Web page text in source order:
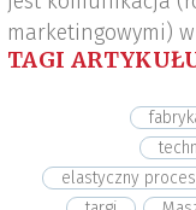
marketingowymi) w
TAGI
elastyczny